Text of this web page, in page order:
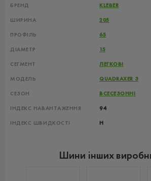
БРЕНД KLEBER
ШИРИНА 205
ПРОФІЛЬ 65
ДІАМЕТР 15
СЕГМЕНТ ЛЕГКОВІ
МОДЕЛЬ QUADRAXER 3
СЕЗОН ВСЕСЕЗОННІ
ІНДЕКС НАВАНТАЖЕННЯ 94
ІНДЕКС ШВИДКОСТІ H
Шини інших